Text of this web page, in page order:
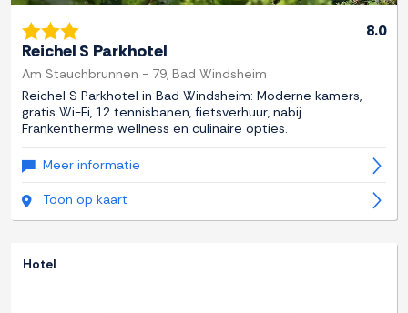
8.0
Reichel S Parkhotel
Am Stauchbrunnen - 79, Bad Windsheim
Reichel S Parkhotel in Bad Windsheim: Moderne kamers,
gratis Wi-Fi, 12 tennisbanen, fietsverhuur, nabij
Frankentherme wellness en culinaire opties.
Meer informatie
Toon op kaart
Hotel